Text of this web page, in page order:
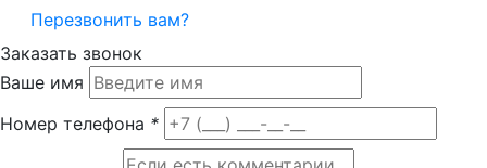
Перезвонить вам?
Заказать звонок
Ваше имя
Номер телефона *